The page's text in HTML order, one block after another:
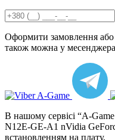
Оформити замовлення або
також можна у
В нашому сервісі “A-
N12E-GE-A1 nVidia
встановленням на плату.